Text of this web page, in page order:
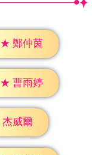
★ 鄭仲茵
★ 曹雨婷
杰威爾